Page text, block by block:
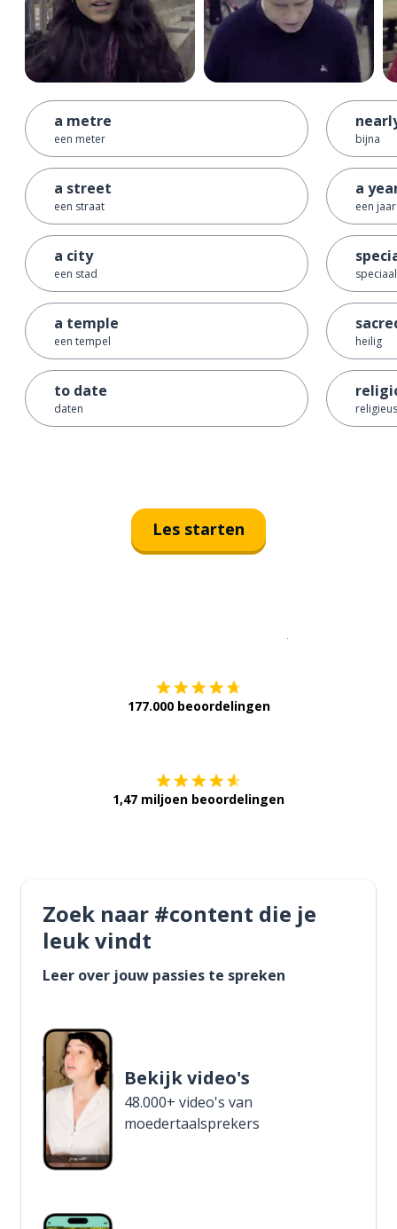
a metre
een meter
a street
een straat
a city
een stad
a temple
een tempel
to date
daten
bijna
a
een jaar
speciaal
heilig
religieus
Les starten
177.000 beoordelingen
1,47 miljoen beoordelingen
Zoek naar #content die je
leuk vindt
Leer over jouw passies te spreken
Bekijk video's
48.000+ video's van
moedertaalsprekers